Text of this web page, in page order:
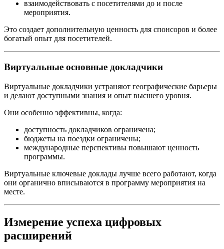
взаимодействовать с посетителями до и после
мероприятия.
Это создает дополнительную ценность для спонсоров и более
богатый опыт для посетителей.
Виртуальные основные докладчики
Виртуальные докладчики устраняют географические барьеры
и делают доступными знания и опыт высшего уровня.
Они особенно эффективны, когда:
доступность докладчиков ограничена;
бюджеты на поездки ограничены;
международные перспективы повышают ценность
программы.
Виртуальные ключевые доклады лучше всего работают, когда
они органично вписываются в программу мероприятия на
месте.
Измерение успеха цифровых
расширений